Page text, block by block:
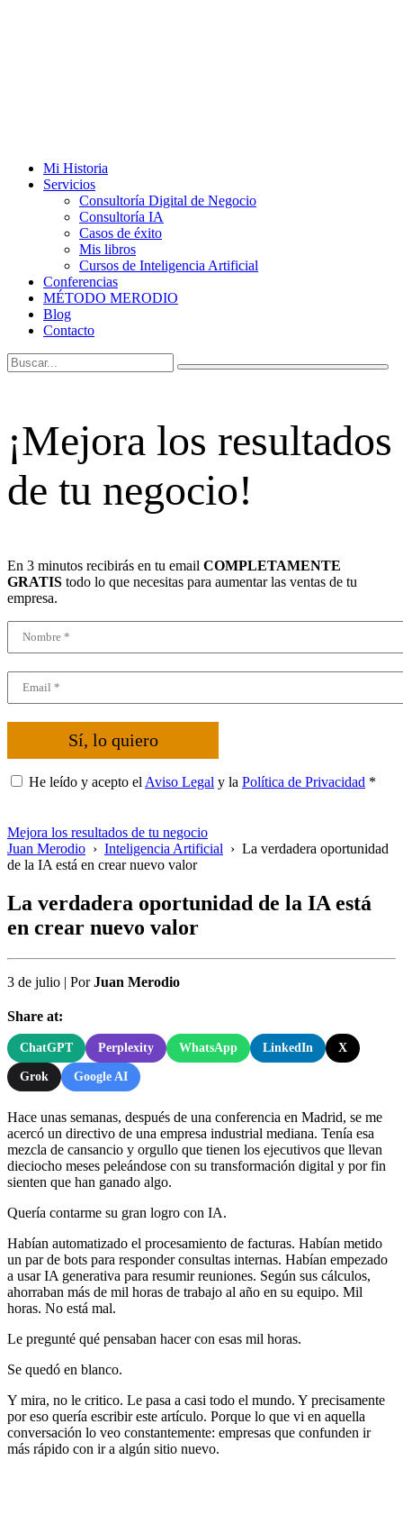
Mi Historia
Servicios
Consultoría Digital de Negocio
Consultoría IA
Casos de éxito
Mis libros
Cursos de Inteligencia Artificial
Conferencias
MÉTODO MERODIO
Blog
Contacto
¡Mejora los resultados
de tu negocio!
En 3 minutos recibirás en tu email COMPLETAMENTE
GRATIS todo lo que necesitas para aumentar las ventas de tu
empresa.
Sí, lo quiero
He leído y acepto el Aviso Legal y la Política de Privacidad *
Mejora los resultados de tu negocio
Juan Merodio › Inteligencia Artificial › La verdadera oportunidad
de la IA está en crear nuevo valor
La verdadera oportunidad de la IA está
en crear nuevo valor
3 de julio | PorJuan Merodio
Share at:
ChatGPT Perplexity WhatsApp LinkedIn X
Grok Google AI
Hace unas semanas, después de una conferencia en Madrid, se me
acercó un directivo de una empresa industrial mediana. Tenía esa
mezcla de cansancio y orgullo que tienen los ejecutivos que llevan
dieciocho meses peleándose con su transformación digital y por fin
sienten que han ganado algo.
Quería contarme su gran logro con IA.
Habían automatizado el procesamiento de facturas. Habían metido
un par de bots para responder consultas internas. Habían empezado
a usar IA generativa para resumir reuniones. Según sus cálculos,
ahorraban más de mil horas de trabajo al año en su equipo. Mil
horas. No está mal.
Le pregunté qué pensaban hacer con esas mil horas.
Se quedó en blanco.
Y mira, no le critico. Le pasa a casi todo el mundo. Y precisamente
por eso quería escribir este artículo. Porque lo que vi en aquella
conversación lo veo constantemente: empresas que confunden ir
más rápido con ir a algún sitio nuevo.